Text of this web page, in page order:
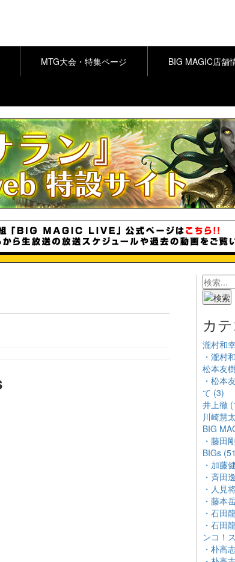
MTG大会・特集ページ BIG MAGIC店舗
カ
瀧村和
・瀧村
松本友
・松本
て (3)
井上徹
川崎慧
BIG
・藤田
BIGs
・加藤
・斉田
・人見
・藤本
・石田
・石田
ンコ！
・朴高